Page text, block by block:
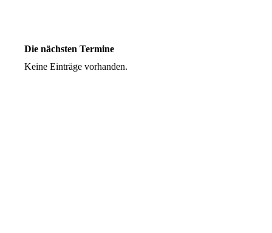
Die nächsten Termine
Keine Einträge vorhanden.